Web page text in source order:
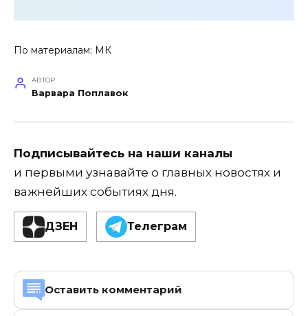
По материалам: МК
АВТОР
Варвара Поплавок
Подписывайтесь на наши каналы
и первыми узнавайте о главных новостях и
важнейших событиях дня.
ДЗЕН Телеграм
Оставить комментарий